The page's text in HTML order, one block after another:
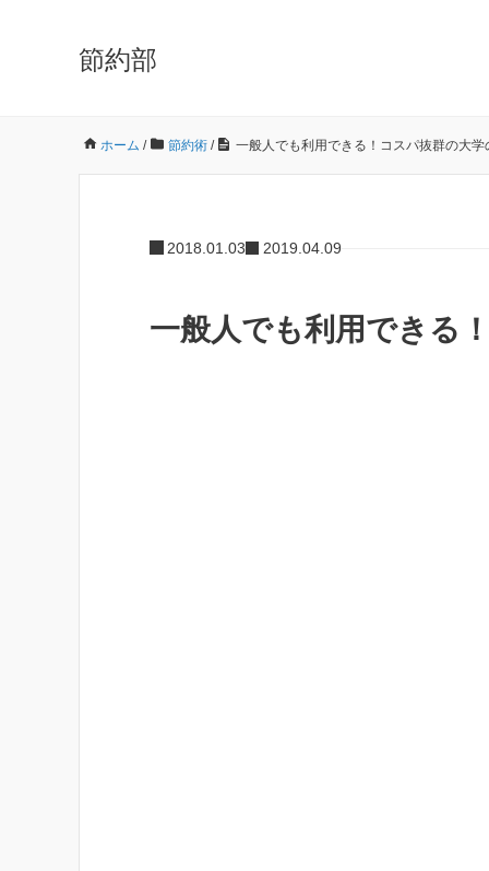
節約部
ホーム / 節約術 / 一般人でも利用できる！コスパ抜群の大学
2018.01.03 2019.04.09
一般人でも利用できる